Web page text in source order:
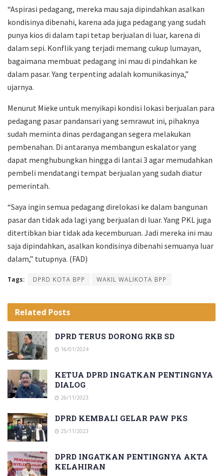
“Aspirasi pedagang, mereka mau saja dipindahkan asalkan
kondisinya dibenahi, karena ada juga pedagang yang sudah
punya kios di dalam tapi tetap berjualan di luar, karena di
dalam sepi. Konflik yang terjadi memang cukup lumayan,
bagaimana membuat pedagang ini mau di pindahkan ke
dalam pasar. Yang terpenting adalah komunikasinya,”
ujarnya.
Menurut Mieke untuk menyikapi kondisi lokasi berjualan para
pedagang pasar pandansari yang semrawut ini, pihaknya
sudah meminta dinas perdagangan segera melakukan
pembenahan. Di antaranya membangun eskalator yang
dapat menghubungkan hingga di lantai 3 agar memudahkan
pembeli mendatangi tempat berjualan yang sudah diatur
pemerintah.
“Saya ingin semua pedagang direlokasi ke dalam bangunan
pasar dan tidak ada lagi yang berjualan di luar. Yang PKL juga
ditertibkan biar tidak ada kecemburuan. Jadi mereka ini mau
saja dipindahkan, asalkan kondisinya dibenahi semuanya luar
dalam,” tutupnya. (FAD)
Tags: DPRD KOTA BPP WAKIL WALIKOTA BPP
Related Posts
DPRD TERUS DORONG RKB SD
16/01/2024
KETUA DPRD INGATKAN PENTINGNYA
DIALOG
26/11/2023
DPRD KEMBALI GELAR PAW PKS
25/11/2023
DPRD INGATKAN PENTINGNYA AKTA
KELAHIRAN